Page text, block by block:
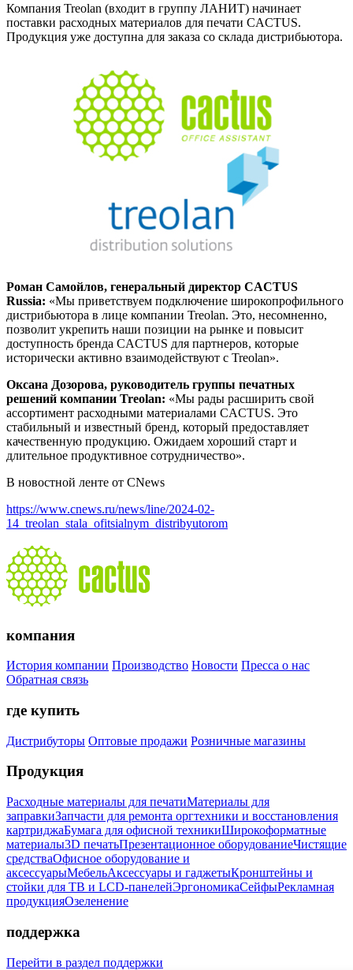
Компания Treolan (входит в группу ЛАНИТ) начинает
поставки расходных материалов для печати CACTUS.
Продукция уже доступна для заказа со склада дистрибьютора.
Роман Самойлов, генеральный директор CACTUS
Russia: «Мы приветствуем подключение широкопрофильного
дистрибьютора в лице компании Treolan. Это, несомненно,
позволит укрепить наши позиции на рынке и повысит
доступность бренда CACTUS для партнеров, которые
исторически активно взаимодействуют с Treolan».
Оксана Дозорова, руководитель группы печатных
решений компании Treolan: «Мы рады расширить свой
ассортимент расходными материалами CACTUS. Это
стабильный и известный бренд, который предоставляет
качественную продукцию. Ожидаем хороший старт и
длительное продуктивное сотрудничество».
В новостной ленте от CNews
https://www.cnews.ru/news/line/2024-02-
14_treolan_stala_ofitsialnym_distribyutorom
компания
История компании Производство Новости Пресса о нас
Обратная связь
где купить
Дистрибуторы Оптовые продажи Розничные магазины
Продукция
Расходные материалы для печатиМатериалы для
заправкиЗапчасти для ремонта оргтехники и восстановления
картриджаБумага для офисной техникиШирокоформатные
материалы3D печатьПрезентационное оборудованиеЧистящие
средстваОфисное оборудование и
аксессуарыМебельАксессуары и гаджетыКронштейны и
стойки для ТВ и LCD-панелейЭргономикаСейфыРекламная
продукцияОзеленение
поддержка
Перейти в раздел поддержки